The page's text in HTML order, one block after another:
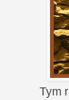
Tym